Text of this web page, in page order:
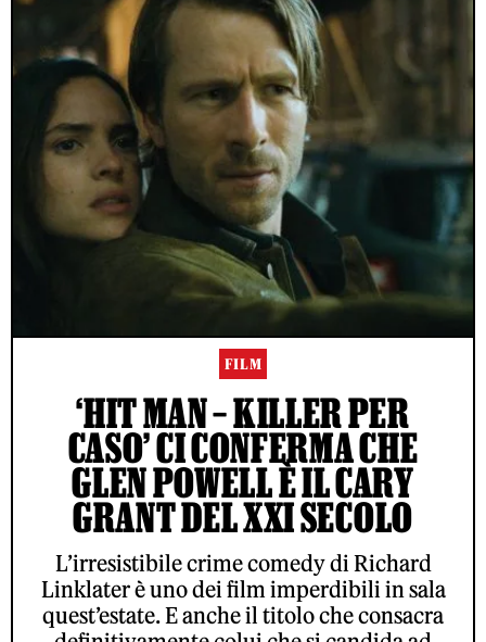
FILM
‘HIT MAN – KILLER PER
CASO’ CI CONFERMA CHE
GLEN POWELL È IL CARY
GRANT DEL XXI SECOLO
L’irresistibile crime comedy di Richard
Linklater è uno dei film imperdibili in sala
quest’estate. E anche il titolo che consacra